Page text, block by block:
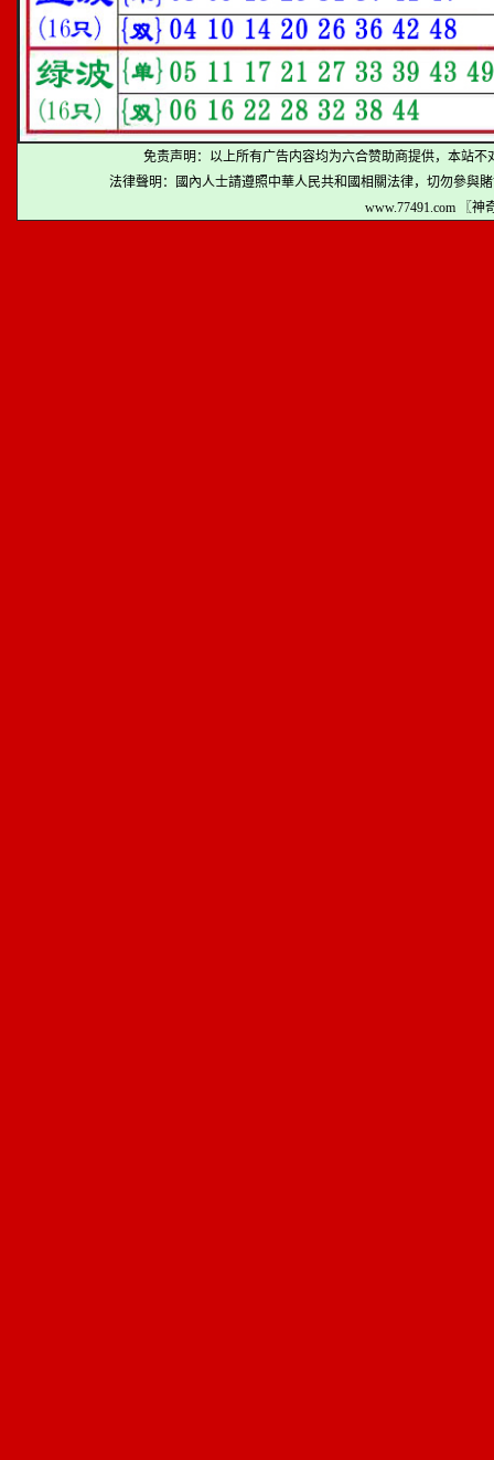
免责声明：以上所有广告内容均为六合赞助商提供，本站
法律聲明：國內人士請遵照中華人民共和國相關法律，切勿參與
www.77491.com 〖神